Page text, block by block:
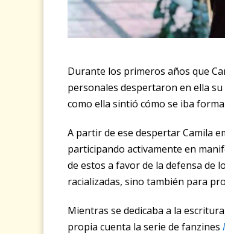
Durante los primeros años que
personales despertaron en ella
como ella sintió cómo se iba
A partir de ese despertar Camila
participando activamente en
de estos a favor de la defensa de
racializadas, sino también para
Mientras se dedicaba a la
propia cuenta la serie de fanzines